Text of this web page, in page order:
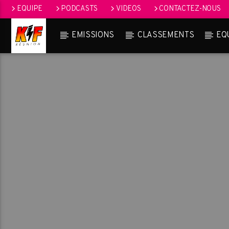
EQUIPE PODCASTS VIDEOS CONTACTEZ-NOUS
EMISSIONS CLASSEMENTS